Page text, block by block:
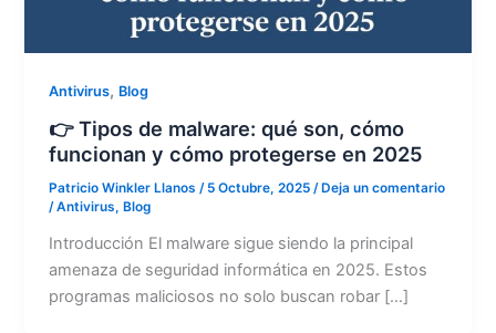
Antivirus, Blog
👉 Tipos de malware: qué son, cómo
funcionan y cómo protegerse en 2025
Patricio Winkler Llanos/ 5 Octubre, 2025/ Deja un comentario
/Antivirus, Blog
Introducción El malware sigue siendo la principal
amenaza de seguridad informática en 2025. Estos
programas maliciosos no solo buscan robar […]